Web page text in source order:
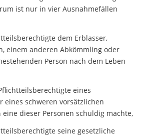
ist nur in vier Ausnahmefällen
dem Erblasser,
einem anderen Abkömmling oder
Person nach dem Leben
eines
eines schweren vorsätzlichen
eine dieser Personen schuldig machte,
seine gesetzliche